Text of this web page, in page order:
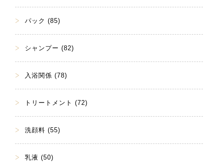
パック (85)
シャンプー (82)
入浴関係 (78)
トリートメント (72)
洗顔料 (55)
乳液 (50)